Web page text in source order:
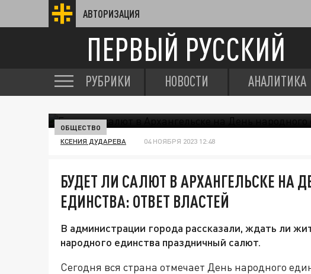
АВТОРИЗАЦИЯ
ПЕРВЫЙ РУССКИЙ
РУБРИКИ НОВОСТИ АНАЛИТИКА
ОБЩЕСТВО
КСЕНИЯ ДУДАРЕВА 04 НОЯБРЯ 2023 12:48
БУДЕТ ЛИ САЛЮТ В АРХАНГЕЛЬСКЕ НА
ЕДИНСТВА: ОТВЕТ ВЛАСТЕЙ
В администрации города рассказали, ждать ли
народного единства праздничный салют.
Сегодня вся страна отмечает День народного